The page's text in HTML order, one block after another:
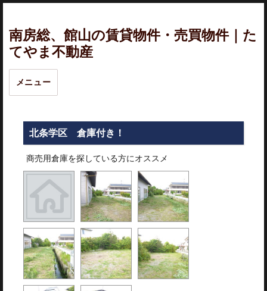
南房総、館山の賃貸物件・売買物件｜た
てやま不動産
メニュー
北条学区 倉庫付き！
商売用倉庫を探している方にオススメ